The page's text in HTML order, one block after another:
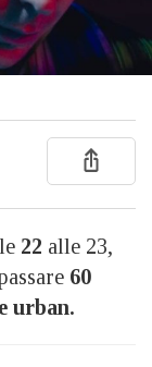
22 alle 23,
60
urban.